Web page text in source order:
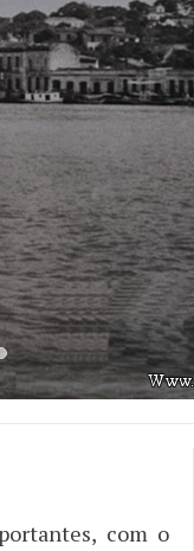
com o